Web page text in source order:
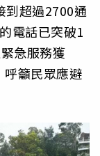
到超過2700通
電話已突破1
急服務獲
呼籲民眾應避